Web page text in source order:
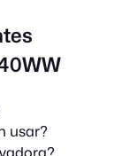
usar?